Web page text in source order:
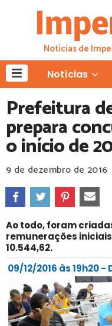
Notícias de
Notícias
Prefeitura
prepara
o início de
9 de dezembro de 2016
Ao todo, foram
remunerações iniciais
10.544,62.
09/12/2016 às 19h20